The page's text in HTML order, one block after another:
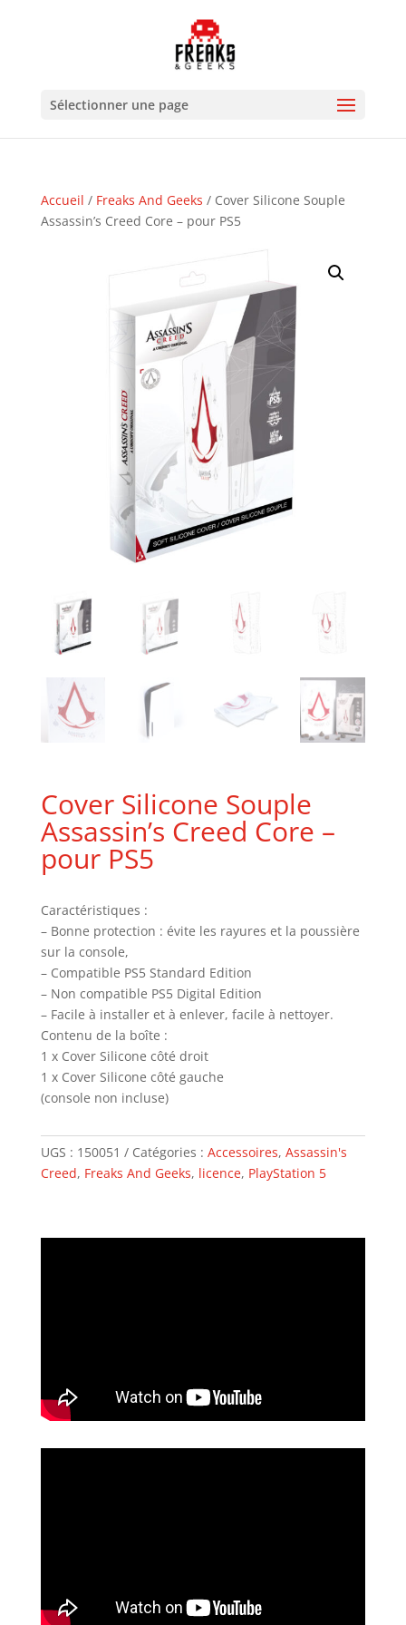
Sélectionner une page
Accueil / Freaks And Geeks / Cover Silicone Souple
Assassin’s Creed Core – pour PS5
Cover Silicone Souple
Assassin’s Creed Core –
pour PS5
Caractéristiques :
– Bonne protection : évite les rayures et la poussière
sur la console,
– Compatible PS5 Standard Edition
– Non compatible PS5 Digital Edition
– Facile à installer et à enlever, facile à nettoyer.
Contenu de la boîte :
1 x Cover Silicone côté droit
1 x Cover Silicone côté gauche
(console non incluse)
UGS : 150051 Catégories : Accessoires, Assassin's
Creed, Freaks And Geeks, licence, PlayStation 5